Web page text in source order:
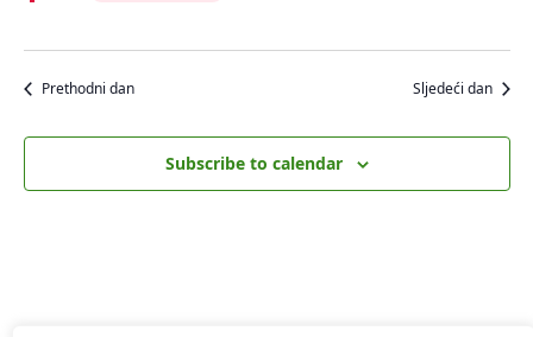
Prethodni dan Sljedeći dan
Subscribe to calendar